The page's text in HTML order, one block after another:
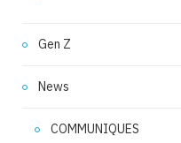
Gen Z
News
COMMUNIQUES